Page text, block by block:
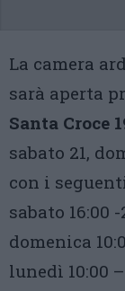
La camera
sarà aperta
Santa Croce
sabato 21,
con i
sabato 16:00 -
domenica
lunedì 10:00